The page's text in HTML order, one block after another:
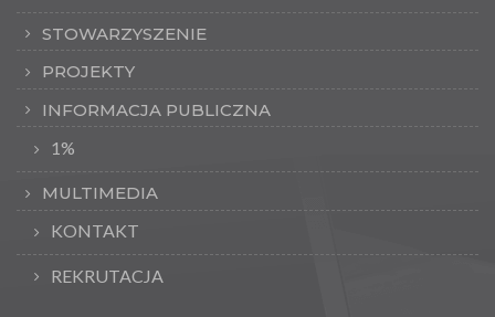
STOWARZYSZENIE
PROJEKTY
INFORMACJA PUBLICZNA
1%
MULTIMEDIA
KONTAKT
REKRUTACJA